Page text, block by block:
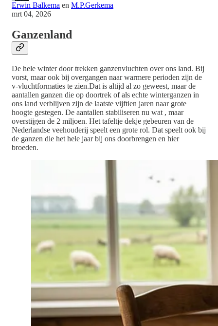
Erwin Balkema en M.P.Gerkema
mrt 04, 2026
Ganzenland
De hele winter door trekken ganzenvluchten over ons land. Bij
vorst, maar ook bij overgangen naar warmere perioden zijn de
v-vluchtformaties te zien.Dat is altijd al zo geweest, maar de
aantallen ganzen die op doortrek of als echte winterganzen in
ons land verblijven zijn de laatste vijftien jaren naar grote
hoogte gestegen. De aantallen stabiliseren nu wat , maar
overstijgen de 2 miljoen. Het tafeltje dekje gebeuren van de
Nederlandse veehouderij speelt een grote rol. Dat speelt ook bij
de ganzen die het hele jaar bij ons doorbrengen en hier
broeden.